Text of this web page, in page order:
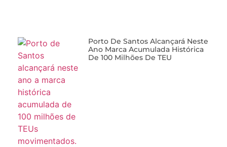
Porto De Santos Alcançará Neste
Ano Marca Acumulada Histórica
De 100 Milhões De TEU